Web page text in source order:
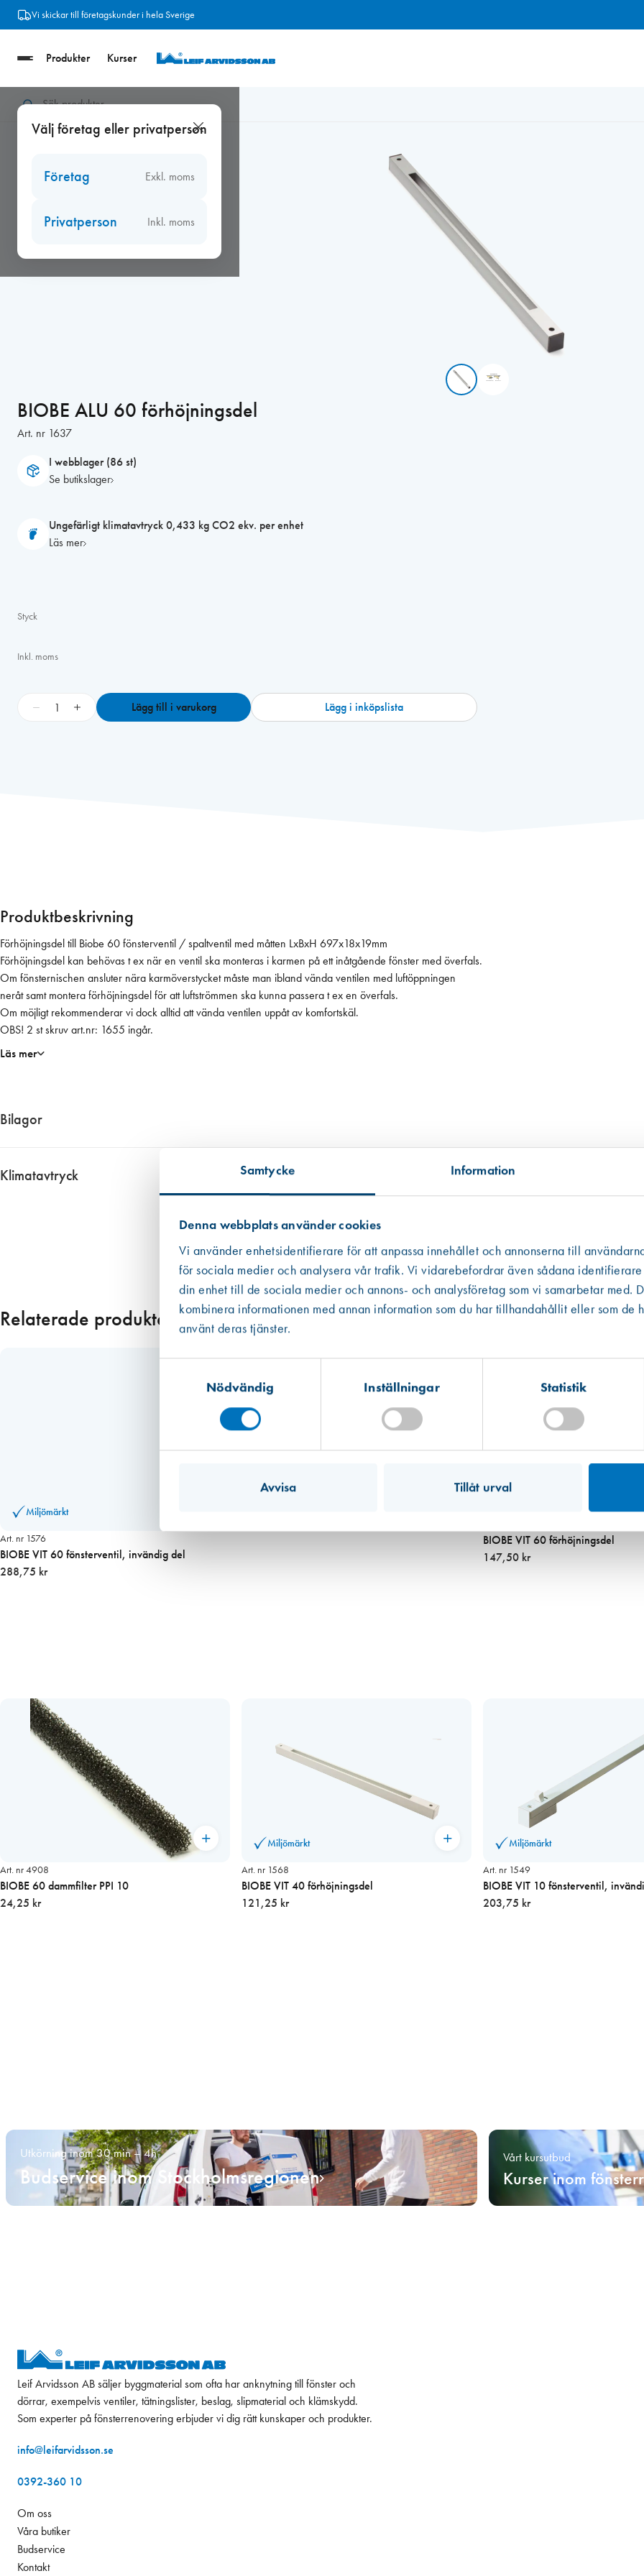
Samtycke Information
Denna webbplats använder cookies
Vi använder enhetsidentifierare för att anpassa innehållet och annonserna till
för sociala medier och analysera vår trafik. Vi vidarebefordrar även sådana
din enhet till de sociala medier och annons- och analysföretag som vi samarbetar med.
kombinera informationen med annan information som du har tillhandahållit eller som de
använt deras tjänster.
Nödvändig
Inställningar Statistik
Avvisa Tillåt urval
Hoppa
Vi skickar till företagskunder i hela Sverige
Produkter Kurser
Välj företag eller privatperson
Företag Exkl. moms
Privatperson Inkl. moms
Hem Biobe 60 fönsterventiler
BIOBE ALU 60 förhöjningsdel
Art. nr 1637
I webblager (86 st)
Se butikslager
Ungefärligt klimatavtryck 0,433 kg CO2 ekv. per enhet
Läs mer
Styck
Inkl. moms
h
ö
j
n
i
n
g
m
d
+ Lägg till i varukorg Lägg i inköpslista
Bilagor
1637__Productsheet
Klimatavtryck
Ungefärligt klimatavtryck 0,433 kg CO2 ekv. per enhet
Informationen har vi fått fram genom i första hand en EPD om det finns tillgängligt, i andra hand data från en miljödatabas och i tredje hand
i de allra flesta fall. Om redovisat värde har haft ett intervall eller om råvarans ursprung inte kunnat säkerställas har vi av trovärdighetsskäl valt
emballaget, dvs patronen eller foliepåsen.
Produktbeskrivning
Förhöjningsdel till Biobe 60 fönsterventil / spaltventil med måtten LxBxH 697x18x19mm
Förhöjningsdel kan behövas t ex när en ventil ska monteras i karmen på ett inåtgående fönster med överfals.
Om fönsternischen ansluter nära karmöverstycket måste man ibland vända ventilen med luftöppningen
neråt samt montera förhöjningsdel för att luftströmmen ska kunna passera t ex en överfals.
Om möjligt rekommenderar vi dock alltid att vända ventilen uppåt av komfortskäl.
OBS! 2 st skruv art.nr: 1655 ingår.
Läs mer
Relaterade produkter
Miljömärkt
Art. nr 1576
BIOBE VIT 60 fönsterventil, invändig del
288,75 kr
BIOBE VIT 60 förhöjningsdel
147,50 kr
Art. nr 4908
BIOBE 60 dammfilter PPI 10
24,25 kr
Miljömärkt
Art. nr 1568
BIOBE VIT 40 förhöjningsdel
121,25 kr
Miljömärkt
Art. nr 1549
BIOBE VIT 10 fönsterventil,
203,75 kr
Utkörning inom 30 min – 4h
Budservice inom Stockholmsregionen
Vårt kursutbud
Kurser inom
Leif Arvidsson AB säljer byggmaterial som ofta har anknytning till fönster och
dörrar, exempelvis ventiler, tätningslister, beslag, slipmaterial och klämskydd.
Som experter på fönsterrenovering erbjuder vi dig rätt kunskaper och produkter.
info@leifarvidsson.se
0392-360 10
Om oss
Våra butiker
Budservice
Kontakt
Västberga
Finns i lager (76 st)
Hitta hit
Mullsjö (lager)
Finns i lager (86 st)
Hitta hit